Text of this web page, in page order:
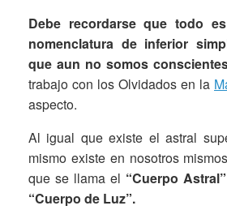
Debe recordarse que todo
nomenclatura de inferior
que aun no somos
trabajo con los Olvidados en la
aspecto.
Al igual que existe el astral
mismo existe en nosotros
que se llama el “Cuerpo Astral”
“Cuerpo de Luz”.